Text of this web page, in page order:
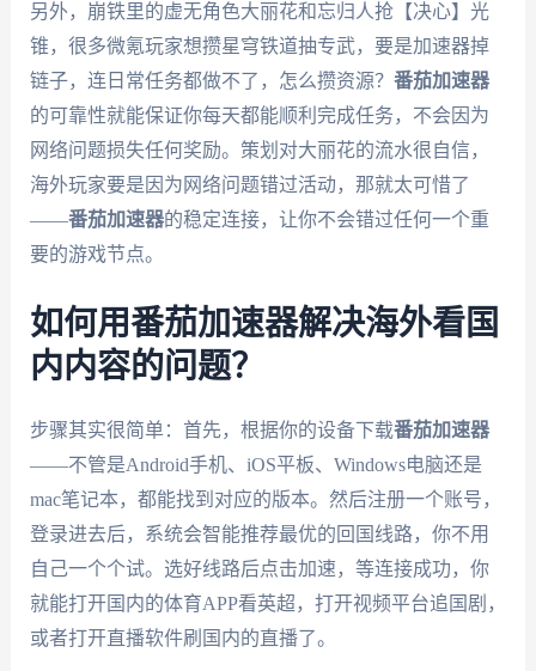
另外，崩铁里的虚无角色大丽花和忘归人抢【决心】光
锥，很多微氪玩家想攒星穹铁道抽专武，要是加速器掉
链子，连日常任务都做不了，怎么攒资源？ 番茄加速器
的可靠性就能保证你每天都能顺利完成任务，不会因为
网络问题损失任何奖励。策划对大丽花的流水很自信，
海外玩家要是因为网络问题错过活动，那就太可惜了
——番茄加速器的稳定连接，让你不会错过任何一个重
要的游戏节点。
如何用番茄加速器解决海外看国
内内容的问题？
步骤其实很简单：首先，根据你的设备下载番茄加速器
——不管是Android手机、iOS平板、Windows电脑还是
mac笔记本，都能找到对应的版本。然后注册一个账号，
登录进去后，系统会智能推荐最优的回国线路，你不用
自己一个个试。选好线路后点击加速，等连接成功，你
就能打开国内的体育APP看英超，打开视频平台追国剧，
或者打开直播软件刷国内的直播了。